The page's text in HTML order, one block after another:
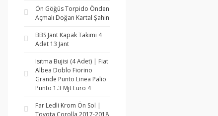
Ön Göğüs Torpido Önden
Açmalı Doğan Kartal Şahin
BBS Jant Kapak Takımı 4
Adet 13 Jant
Isıtma Bujisi (4 Adet) | Fiat
Albea Doblo Fiorino
Grande Punto Linea Palio
Punto 1.3 Mjt Euro 4
Far Ledli Krom Ön Sol |
Toyota Corolla 2017-2018